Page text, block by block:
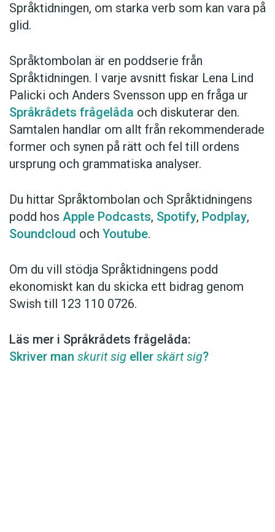
Språktidningen, om starka verb som kan vara på
glid.
Språktombolan är en poddserie från
Språktidningen. I varje avsnitt fiskar Lena Lind
Palicki och Anders Svensson upp en fråga ur
Språkrådets frågelåda och diskuterar den.
Samtalen handlar om allt från rekommenderade
former och synen på rätt och fel till ordens
ursprung och grammatiska analyser.
Du hittar Språktombolan och Språktidningens
podd hos Apple Podcasts, Spotify, Podplay,
Soundcloud och Youtube.
Om du vill stödja Språktidningens podd
ekonomiskt kan du skicka ett bidrag genom
Swish till 123 110 0726.
Läs mer i Språkrådets frågelåda:
Skriver man skurit sig eller skärt sig?